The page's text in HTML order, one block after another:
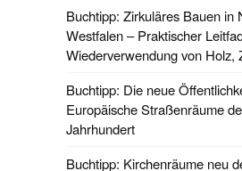
Buchtipp: Zirkuläres Bauen in
Westfalen – Praktischer
Wiederverwendung von Holz,
Buchtipp: Die neue
Europäische Straßenräume
Jahrhundert
Buchtipp: Kirchenräume neu